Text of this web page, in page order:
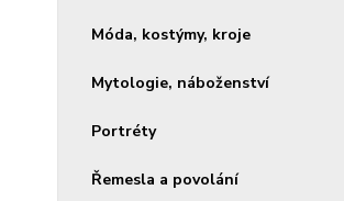
Móda, kostýmy, kroje
Mytologie, náboženství
Portréty
Řemesla a povolání